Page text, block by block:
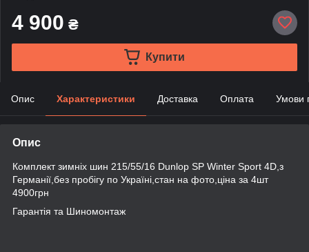
4 900 ₴
Купити
Опис Характеристики Доставка Оплата Умови
Опис
Комплект зимніх шин 215/55/16 Dunlop SP Winter Sport 4D,з
Германії,без пробігу по Україні,стан на фото,ціна за 4шт
4900грн
Гарантія та Шиномонтаж